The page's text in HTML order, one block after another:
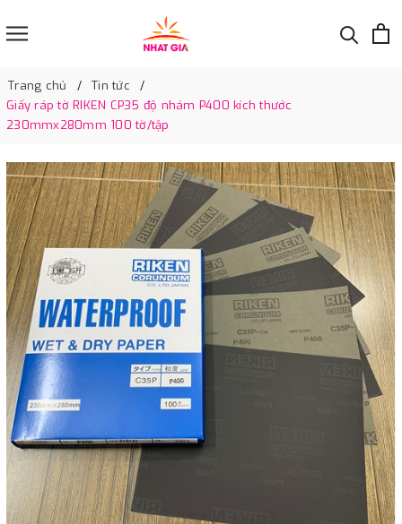
Trang chủ
Tin tức
Giấy ráp tờ RIKEN CP35 độ nhám P400 kích thước
230mmx280mm 100 tờ/tập